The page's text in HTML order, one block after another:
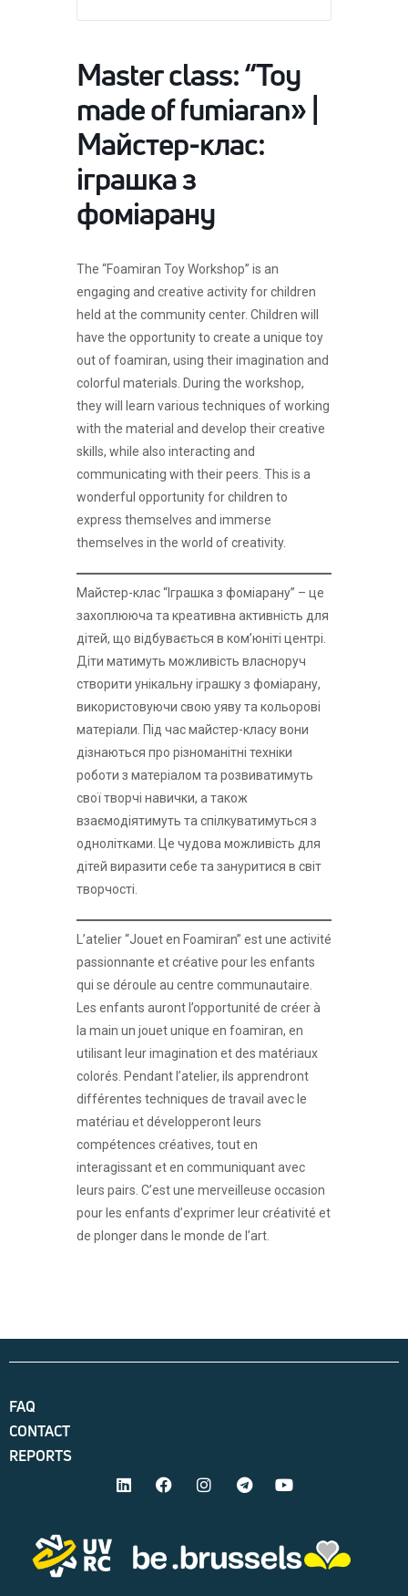
Master class: “Toy
made of fumiaran» |
Майстер-клас:
іграшка з
фоміарану
The “Foamiran Toy Workshop” is an
engaging and creative activity for children
held at the community center. Children will
have the opportunity to create a unique toy
out of foamiran, using their imagination and
colorful materials. During the workshop,
they will learn various techniques of working
with the material and develop their creative
skills, while also interacting and
communicating with their peers. This is a
wonderful opportunity for children to
express themselves and immerse
themselves in the world of creativity.
Майстер-клас “Іграшка з фоміарану” – це
захоплююча та креативна активність для
дітей, що відбувається в комʼюніті центрі.
Діти матимуть можливість власноруч
створити унікальну іграшку з фоміарану,
використовуючи свою уяву та кольорові
матеріали. Під час майстер-класу вони
дізнаються про різноманітні техніки
роботи з матеріалом та розвиватимуть
свої творчі навички, а також
взаємодіятимуть та спілкуватимуться з
однолітками. Це чудова можливість для
дітей виразити себе та зануритися в світ
творчості.
L’atelier “Jouet en Foamiran” est une activité
passionnante et créative pour les enfants
qui se déroule au centre communautaire.
Les enfants auront l’opportunité de créer à
la main un jouet unique en foamiran, en
utilisant leur imagination et des matériaux
colorés. Pendant l’atelier, ils apprendront
différentes techniques de travail avec le
matériau et développeront leurs
compétences créatives, tout en
interagissant et en communiquant avec
leurs pairs. C’est une merveilleuse occasion
pour les enfants d’exprimer leur créativité et
de plonger dans le monde de l’art.
FAQ
CONTACT
REPORTS